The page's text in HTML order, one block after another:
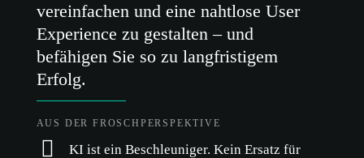
vereinfachen und eine nahtlose User
Experience zu gestalten – und
befähigen Sie so zu langfristigem
Erfolg.
AUS DER FROSCHPERSPEKTIVE
KI ist ein Beschleuniger. Kein Ersatz für